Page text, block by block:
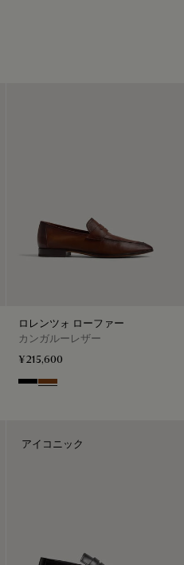
ロレンツォ ローファー
カンガルーレザー
¥215,600
NeroTabacco
アイコニック